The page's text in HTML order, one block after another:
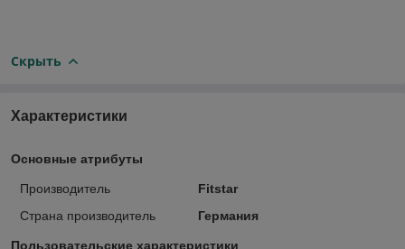
Скрыть
Характеристики
Основные атрибуты
Производитель
Fitstar
Страна производитель
Германия
Пользовательские характеристики